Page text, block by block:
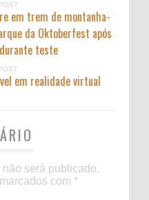
em trem de montanha-
da Oktoberfest após
teste
em realidade virtual
será publicado.
com *